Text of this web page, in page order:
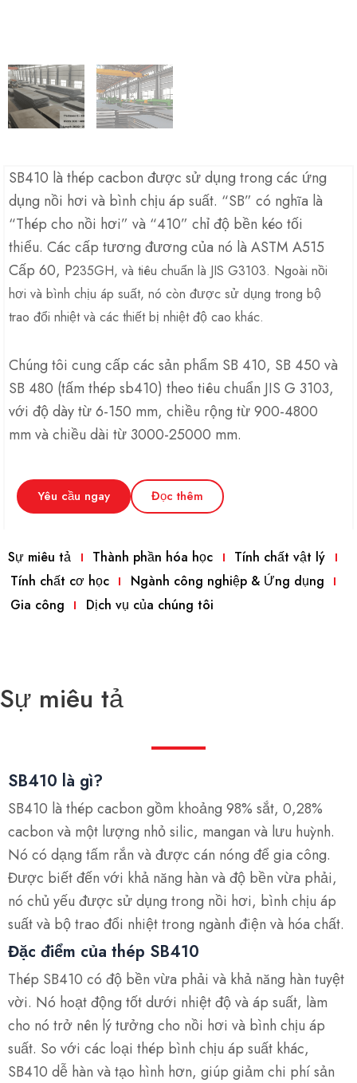
SB410 là thép cacbon được sử dụng trong các ứng
dụng nồi hơi và bình chịu áp suất. “SB” có nghĩa là
“Thép cho nồi hơi” và “410” chỉ độ bền kéo tối
thiểu. Các cấp tương đương của nó là ASTM A515
Cấp 60, P235GH,và tiêu chuẩn là JIS G3103. Ngoài nồi
hơi và bình chịu áp suất, nó còn được sử dụng trong bộ
trao đổi nhiệt và các thiết bị nhiệt độ cao khác.
Chúng tôi cung cấp các sản phẩm SB 410, SB 450 và
SB 480 (tấm thép sb410) theo tiêu chuẩn JIS G 3103,
với độ dày từ 6-150 mm, chiều rộng từ 900-4800
mm và chiều dài từ 3000-25000 mm.
Yêu cầu ngay Đọc thêm
Sự miêu tả Thành phần hóa học
Tính chất vật lý
Tính chất cơ học
Ngành công nghiệp & Ứng dụng
Gia công
Dịch vụ của chúng tôi
Sự miêu tả
SB410 là gì?
SB410 là thép cacbon gồm khoảng 98% sắt, 0,28%
cacbon và một lượng nhỏ silic, mangan và lưu huỳnh.
Nó có dạng tấm rắn và được cán nóng để gia công.
Được biết đến với khả năng hàn và độ bền vừa phải,
nó chủ yếu được sử dụng trong nồi hơi, bình chịu áp
suất và bộ trao đổi nhiệt trong ngành điện và hóa chất.
Đặc điểm của thép SB410
Thép SB410 có độ bền vừa phải và khả năng hàn tuyệt
vời. Nó hoạt động tốt dưới nhiệt độ và áp suất, làm
cho nó trở nên lý tưởng cho nồi hơi và bình chịu áp
suất. So với các loại thép bình chịu áp suất khác,
SB410 dễ hàn và tạo hình hơn, giúp giảm chi phí sản